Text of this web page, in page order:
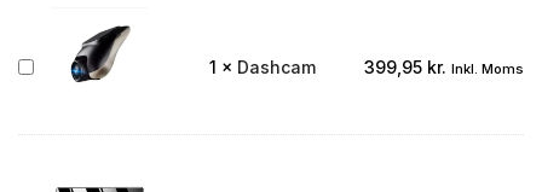
Dashcam 1 × Dashcam 399,95 kr. Inkl. Moms